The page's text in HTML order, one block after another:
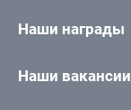
Наши награды
Наши вакансии